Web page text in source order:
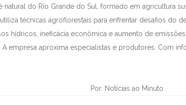
natural do Rio Grande do Sul, formado em agricultura
técnicas agroflorestais para enfrentar desafios do
hídricos, ineficácia econômica e aumento de
A empresa aproxima especialistas e produtores. Com
Por: Notícias ao Minuto.